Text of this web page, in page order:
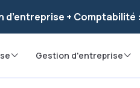
de vous revoir ! Votre
d’entreprise +
Gestion d'entreprise